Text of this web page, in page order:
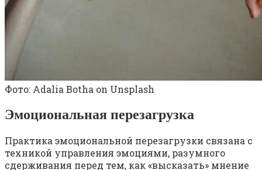
Фото: Adalia Botha on Unsplash
Эмоциональная перезагрузка
Практика эмоциональной перезагрузки связана с
техникой управления эмоциями, разумного
сдерживания перед тем, как «высказать» мнение